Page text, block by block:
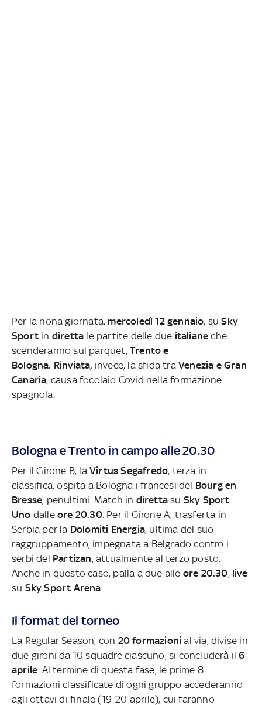
Per la nona giornata, mercoledì 12 gennaio, suSky
Sport in diretta le partite delle due italiane che
scenderanno sul parquet, Trento e
Bologna. Rinviata, invece, la sfida traVenezia e Gran
Canaria, causa focolaio Covid nella formazione
spagnola.
Bologna e Trento in campo alle 20.30
Per il Girone B, la Virtus Segafredo, terza in
classifica, ospita a Bologna i francesi del Bourg en
Bresse, penultimi. Match in diretta su Sky Sport
Uno dalleore 20.30. Per il Girone A, trasferta in
Serbia per la Dolomiti Energia, ultima del suo
raggruppamento, impegnata a Belgrado contro i
serbi del Partizan, attualmente al terzo posto.
Anche in questo caso, palla a due alle ore 20.30, live
su Sky Sport Arena
Il format del torneo
La Regular Season, con 20 formazioni al via, divise in
due gironi da 10 squadre ciascuno, si concluderà il6
aprile . Al termine di questa fase, le prime 8
formazioni classificate di ogni gruppo accederanno
agli ottavi di finale (19-20 aprile), cui faranno